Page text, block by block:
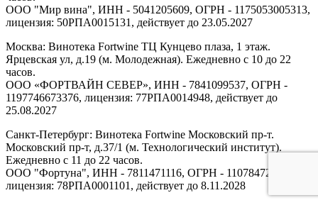
ООО "Мир вина", ИНН - 5041205609, ОГРН - 1175053005313,
лицензия: 50РПА0015131, действует до 23.05.2027
Москва: Винотека Fortwine ТЦ Кунцево плаза, 1 этаж.
Ярцевская ул, д.19 (м. Молодежная). Ежедневно с 10 до 22
часов.
ООО «ФОРТВАЙН СЕВЕР», ИНН - 7841099537, ОГРН -
1197746673376, лицензия: 77РПА0014948, действует до
25.08.2027
Санкт-Петербург: Винотека Fortwine Московский пр-т.
Московский пр-т, д.37/1 (м. Технологический институт).
Ежедневно с 11 до 22 часов.
ООО "Фортуна", ИНН - 7811471116, ОГРН - 1107847277438,
лицензия: 78РПА0001101, действует до 8.11.2028